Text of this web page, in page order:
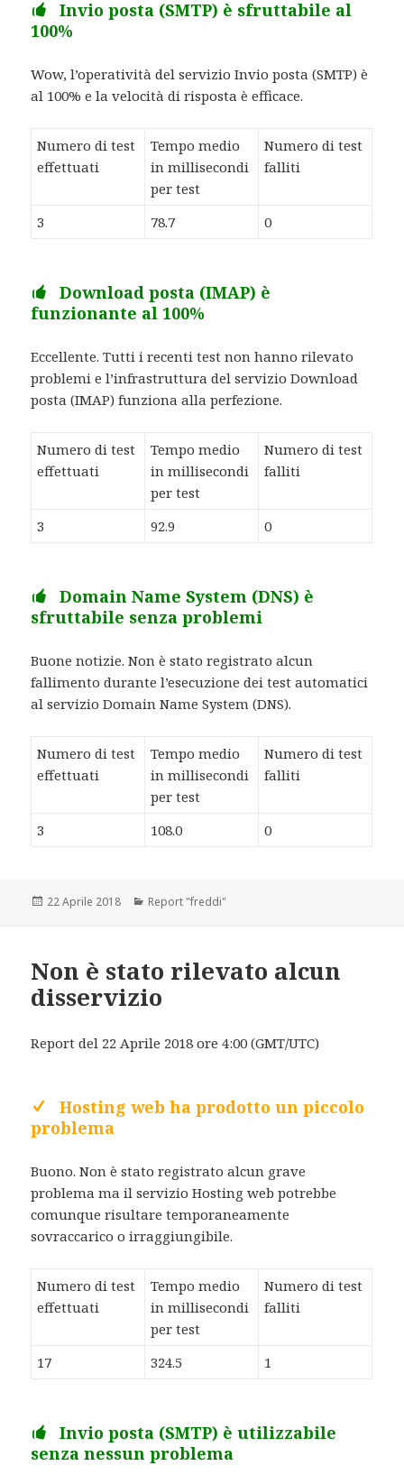
Invio posta (SMTP) è sfruttabile al
100%
Wow, l’operatività del servizio Invio posta (SMTP) è
al 100% e la velocità di risposta è efficace.
Numero di test
effettuati
Tempo medio
in millisecondi
per test
Numero di test
falliti
3 78.7 0
Download posta (IMAP) è
funzionante al 100%
Eccellente. Tutti i recenti test non hanno rilevato
problemi e l’infrastruttura del servizio Download
posta (IMAP) funziona alla perfezione.
Numero di test
effettuati
Tempo medio
in millisecondi
per test
Numero di test
falliti
3 92.9 0
Domain Name System (DNS) è
sfruttabile senza problemi
Buone notizie. Non è stato registrato alcun
fallimento durante l’esecuzione dei test automatici
al servizio Domain Name System (DNS).
Numero di test
effettuati
Tempo medio
in millisecondi
per test
Numero di test
falliti
3 108.0 0
Scritto
22 Aprile 2018 Categorie
Report "freddi"
Non è stato rilevato alcun
disservizio
Report del 22 Aprile 2018 ore 4:00 (GMT/UTC)
Hosting web ha prodotto un piccolo
problema
Buono. Non è stato registrato alcun grave
problema ma il servizio Hosting web potrebbe
comunque risultare temporaneamente
sovraccarico o irraggiungibile.
Numero di test
effettuati
Tempo medio
in millisecondi
per test
Numero di test
falliti
17 324.5 1
Invio posta (SMTP) è utilizzabile
senza nessun problema